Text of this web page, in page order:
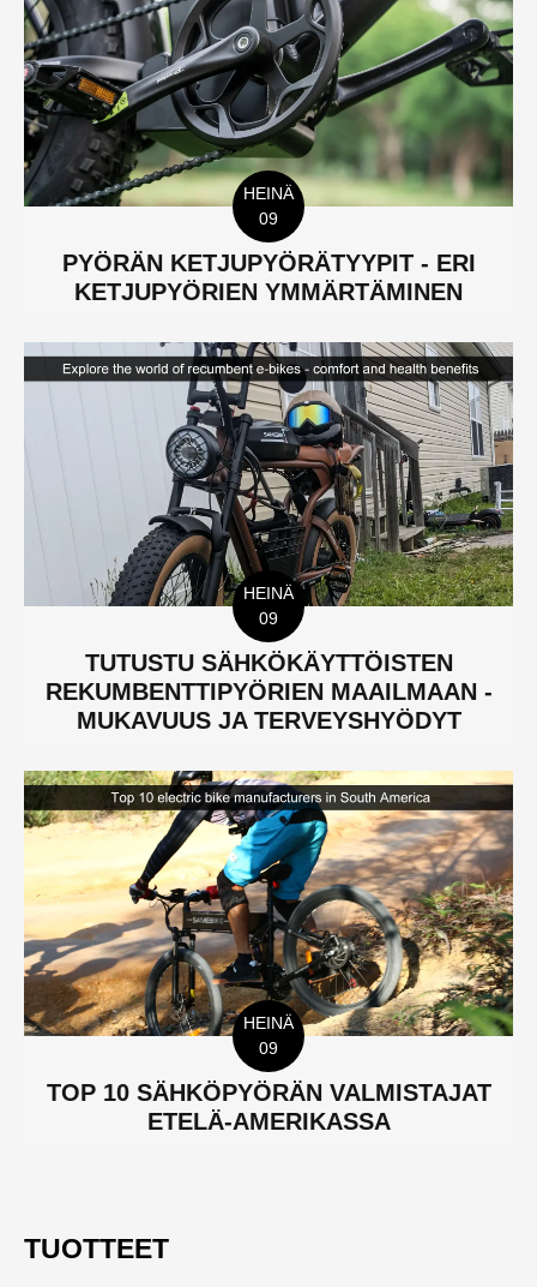
HEINÄ
09
PYÖRÄN KETJUPYÖRÄTYYPIT - ERI
KETJUPYÖRIEN YMMÄRTÄMINEN
HEINÄ
09
TUTUSTU SÄHKÖKÄYTTÖISTEN
REKUMBENTTIPYÖRIEN MAAILMAAN -
MUKAVUUS JA TERVEYSHYÖDYT
HEINÄ
09
TOP 10 SÄHKÖPYÖRÄN VALMISTAJAT
ETELÄ-AMERIKASSA
TUOTTEET